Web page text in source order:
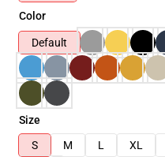
Color
Default
Size
S
M L XL